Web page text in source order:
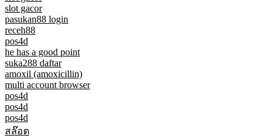
slot gacor
pasukan88 login
receh88
pos4d
he has a good point
suka288 daftar
amoxil (amoxicillin)
multi account browser
pos4d
pos4d
pos4d
สล๊อต